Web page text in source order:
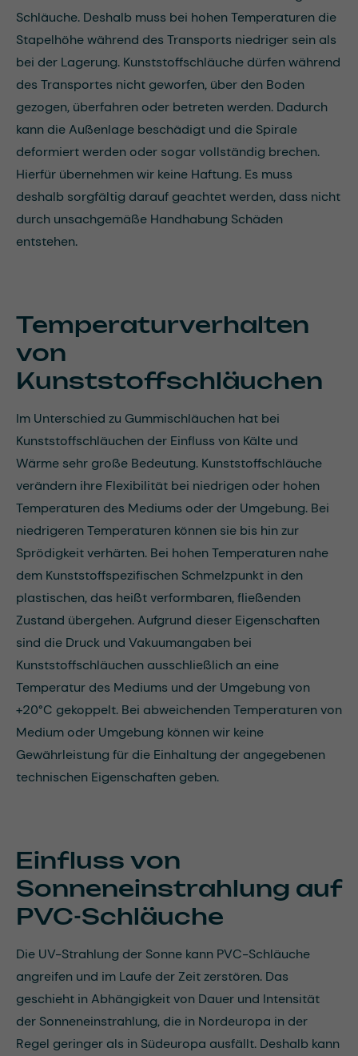
Schläuche. Deshalb muss bei hohen Temperaturen die
Stapelhöhe während des Transports niedriger sein als
bei der Lagerung. Kunststoffschläuche dürfen während
des Transportes nicht geworfen, über den Boden
gezogen, überfahren oder betreten werden. Dadurch
kann die Außenlage beschädigt und die Spirale
deformiert werden oder sogar vollständig brechen.
Hierfür übernehmen wir keine Haftung. Es muss
deshalb sorgfältig darauf geachtet werden, dass nicht
durch unsachgemäße Handhabung Schäden
entstehen.
Temperaturverhalten
von
Kunststoffschläuchen
Im Unterschied zu Gummischläuchen hat bei
Kunststoffschläuchen der Einfluss von Kälte und
Wärme sehr große Bedeutung. Kunststoffschläuche
verändern ihre Flexibilität bei niedrigen oder hohen
Temperaturen des Mediums oder der Umgebung. Bei
niedrigeren Temperaturen können sie bis hin zur
Sprödigkeit verhärten. Bei hohen Temperaturen nahe
dem Kunststoffspezifischen Schmelzpunkt in den
plastischen, das heißt verformbaren, fließenden
Zustand übergehen. Aufgrund dieser Eigenschaften
sind die Druck und Vakuumangaben bei
Kunststoffschläuchen ausschließlich an eine
Temperatur des Mediums und der Umgebung von
+20°C gekoppelt. Bei abweichenden Temperaturen von
Medium oder Umgebung können wir keine
Gewährleistung für die Einhaltung der angegebenen
technischen Eigenschaften geben.
Einfluss von
Sonneneinstrahlung auf
PVC-Schläuche
Die UV-Strahlung der Sonne kann PVC-Schläuche
angreifen und im Laufe der Zeit zerstören. Das
geschieht in Abhängigkeit von Dauer und Intensität
der Sonneneinstrahlung, die in Nordeuropa in der
Regel geringer als in Südeuropa ausfällt. Deshalb kann